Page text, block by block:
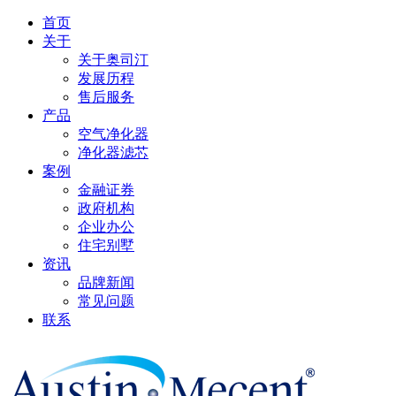
首页
关于
关于奥司汀
发展历程
售后服务
产品
空气净化器
净化器滤芯
案例
金融证券
政府机构
企业办公
住宅别墅
资讯
品牌新闻
常见问题
联系